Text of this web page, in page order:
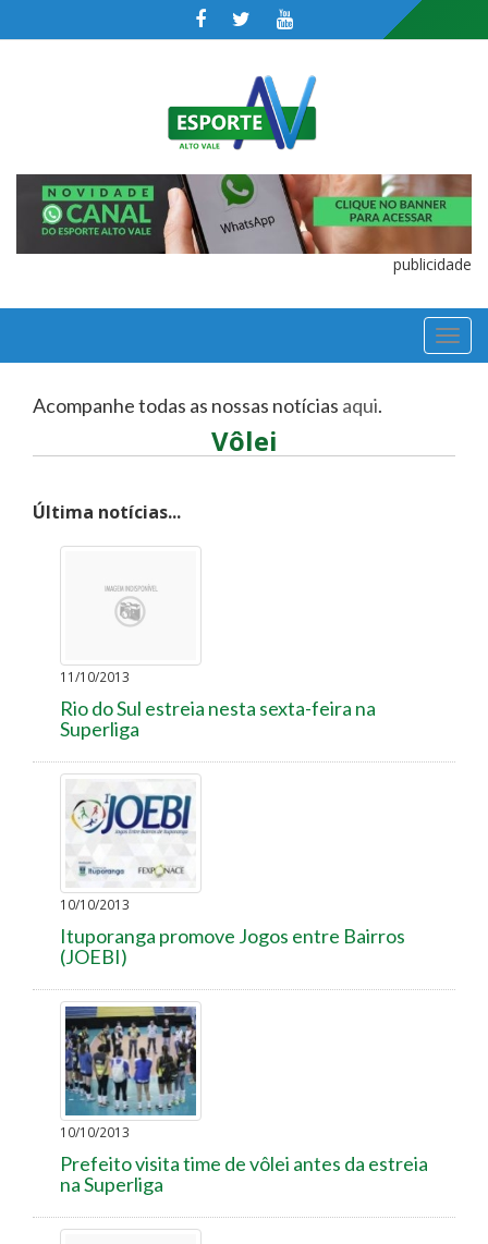
publicidade
Acompanhe todas as nossas notícias aqui.
Vôlei
Última notícias...
11/10/2013
Rio do Sul estreia nesta sexta-feira na
Superliga
10/10/2013
Ituporanga promove Jogos entre Bairros
(JOEBI)
10/10/2013
Prefeito visita time de vôlei antes da estreia
na Superliga